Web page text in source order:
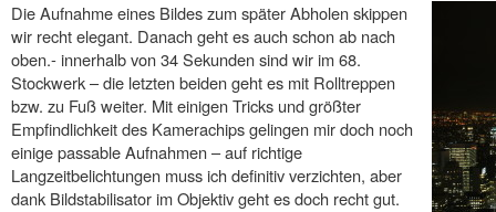
Die Aufnahme eines Bildes zum später Abholen skippen
wir recht elegant. Danach geht es auch schon ab nach
oben.- innerhalb von 34 Sekunden sind wir im 68.
Stockwerk – die letzten beiden geht es mit Rolltreppen
bzw. zu Fuß weiter. Mit einigen Tricks und größter
Empfindlichkeit des Kamerachips gelingen mir doch noch
einige passable Aufnahmen – auf richtige
Langzeitbelichtungen muss ich definitiv verzichten, aber
dank Bildstabilisator im Objektiv geht es doch recht gut.